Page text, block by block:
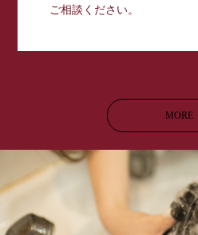
ご相談ください。
MORE